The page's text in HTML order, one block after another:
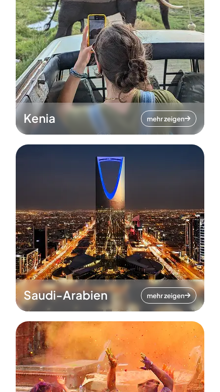
Kenia mehr zeigen
Saudi-Arabien mehr zeigen